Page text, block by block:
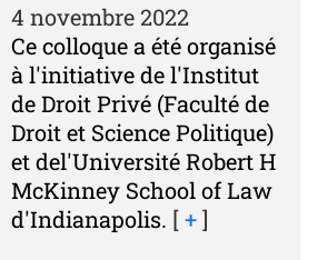
4 novembre 2022
Ce colloque a été organisé
à l'initiative de l'Institut
de Droit Privé (Faculté de
Droit et Science Politique)
et del'Université Robert H
McKinney School of Law
d'Indianapolis. [+]